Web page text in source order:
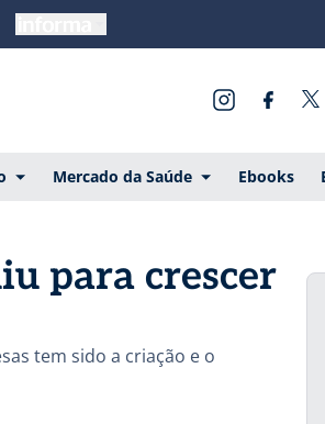
Mercado da Saúde Ebooks
para crescer
tem sido a criação e o